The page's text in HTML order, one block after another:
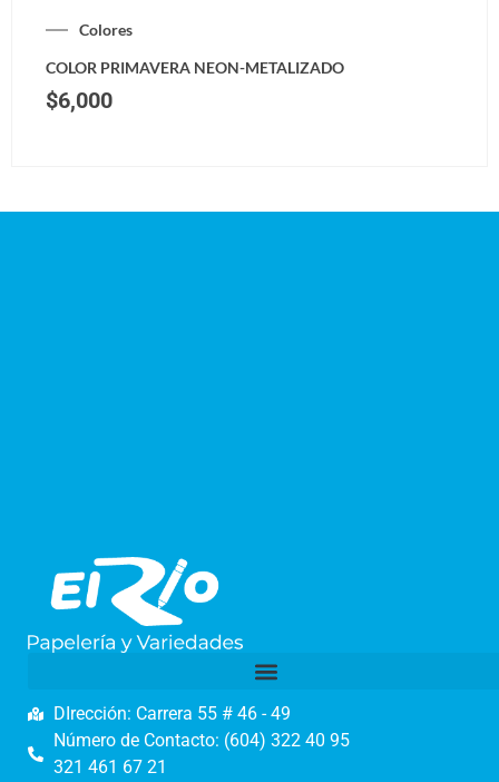
Colores
COLOR PRIMAVERA NEON-METALIZADO
$6,000
DIrección: Carrera 55 # 46 - 49
Número de Contacto: (604) 322 40 95
321 461 67 21